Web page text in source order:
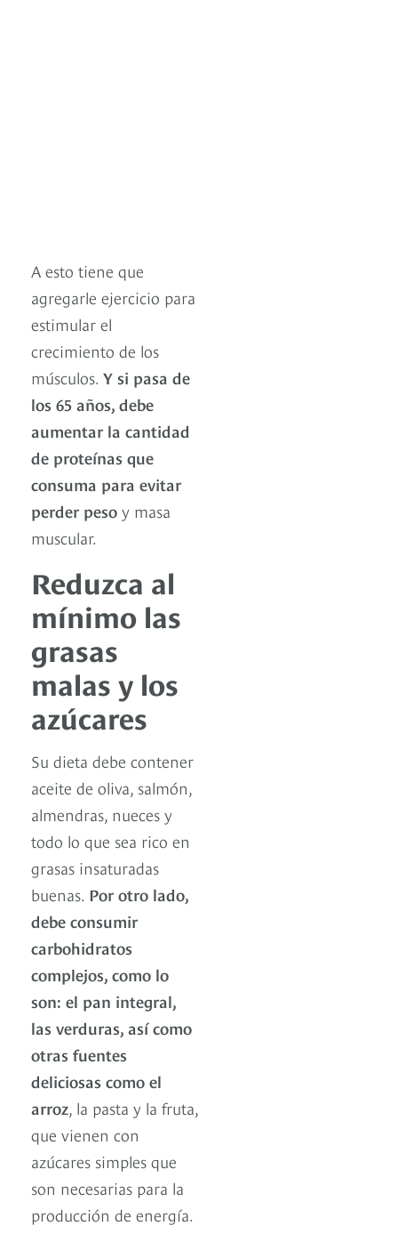
A esto tiene que
agregarle ejercicio para
estimular el
crecimiento de los
músculos. Y si pasa de
los 65 años, debe
aumentar la cantidad
de proteínas que
consuma para evitar
perder peso y masa
muscular.
Reduzca al
mínimo las
grasas
malas y los
azúcares
Su dieta debe contener
aceite de oliva, salmón,
almendras, nueces y
todo lo que sea rico en
grasas insaturadas
buenas. Por otro lado,
debe consumir
carbohidratos
complejos, como lo
son: el pan integral,
las verduras, así como
otras fuentes
deliciosas como el
arroz, la pasta y la fruta,
que vienen con
azúcares simples que
son necesarias para la
producción de energía.